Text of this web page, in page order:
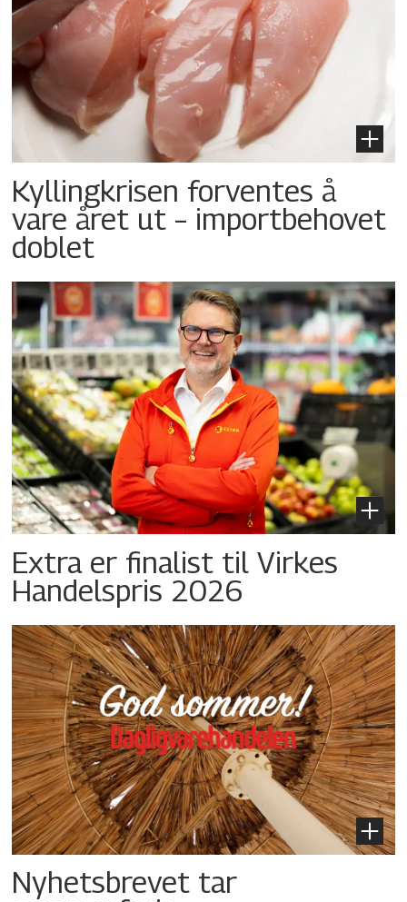
Kyllingkrisen forventes å
vare året ut – importbehovet
doblet
Extra er finalist til Virkes
Handelspris 2026
Nyhetsbrevet tar